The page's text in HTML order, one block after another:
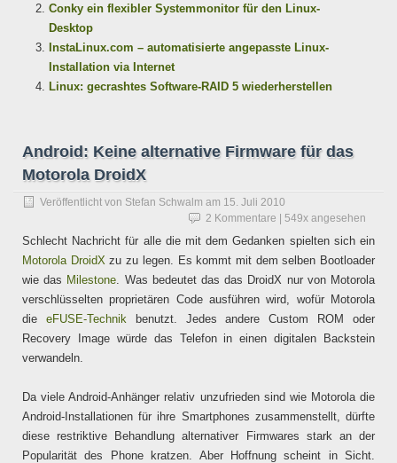
Conky ein flexibler Systemmonitor für den Linux-
Desktop
InstaLinux.com – automatisierte angepasste Linux-
Installation via Internet
Linux: gecrashtes Software-RAID 5 wiederherstellen
Android: Keine alternative Firmware für das
Motorola DroidX
Veröffentlicht von Stefan Schwalm am 15. Juli 2010
2 Kommentare | 549x angesehen
Schlecht Nachricht für alle die mit dem Gedanken spielten sich ein
Motorola DroidX zu zu legen. Es kommt mit dem selben Bootloader
wie das Milestone . Was bedeutet das das DroidX nur von Motorola
verschlüsselten proprietären Code ausführen wird, wofür Motorola
die eFUSE-Technik benutzt. Jedes andere Custom ROM oder
Recovery Image würde das Telefon in einen digitalen Backstein
verwandeln.
Da viele Android-Anhänger relativ unzufrieden sind wie Motorola die
Android-Installationen für ihre Smartphones zusammenstellt, dürfte
diese restriktive Behandlung alternativer Firmwares stark an der
Popularität des Phone kratzen. Aber Hoffnung scheint in Sicht.